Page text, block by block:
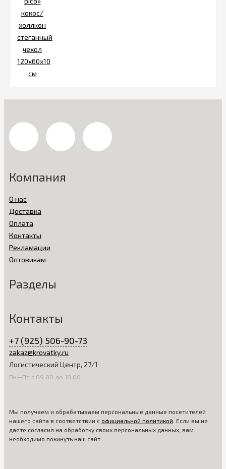
Компания
О нас
Доставка
Оплата
Контакты
Рекламации
Оптовикам
Разделы
Контакты
+7 (925) 506-90-73
zakaz@krovatky.ru
Логистический Центр, 27/1
Пн—Пт с 09:00 до 18:00
Мы получаем и обрабатываем персональные данные посетителей
нашего сайта в соответствии с официальной политикой . Если вы не
даете согласия на обработку своих персональных данных, вам
необходимо покинуть наш сайт